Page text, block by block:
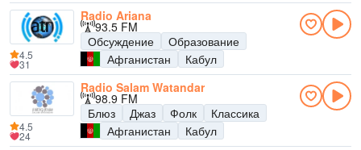
Radio Ariana
93.5 FM
Обсуждение
Образование
Афганистан
Кабул
4.5
31
Radio Salam Watandar
98.9 FM
Блюз
Джаз Фолк
Классика
Афганистан
Кабул
4.5
24